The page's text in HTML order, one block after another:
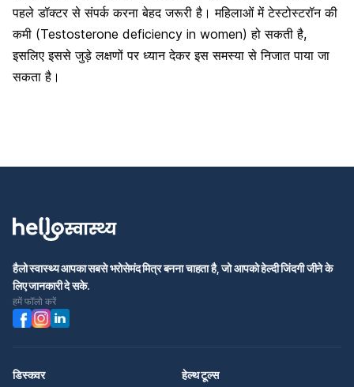
पहले डॉक्टर से संपर्क करना बेहद जरूरी है। महिलाओं में टेस्टोस्टरॉन की
कमी (Testosterone deficiency in women) हो सकती है,
इसलिए इससे जुड़े लक्षणों पर ध्यान देकर इस समस्या से निजात पाया जा
सकता है।
हैलो स्वास्थ्य आपका सबसे भरोसेमंद मित्र बनना चाहता है, जो आपको हेल्दी जिंदगी जीने के
लिए जानकारी दे सके.
हमें फॉलो करें
डिस्कवर हेल्थ टूल्स